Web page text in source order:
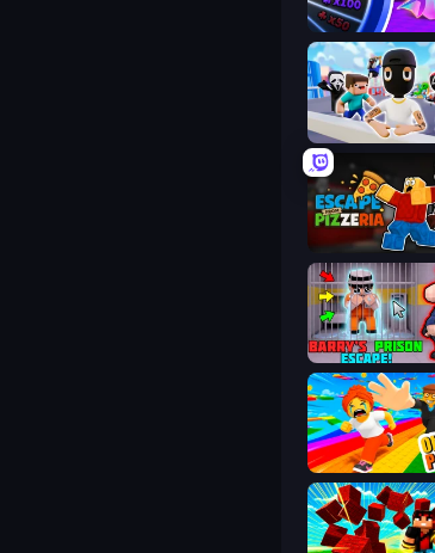
Meeland.io
Escape From
Barry's Prison